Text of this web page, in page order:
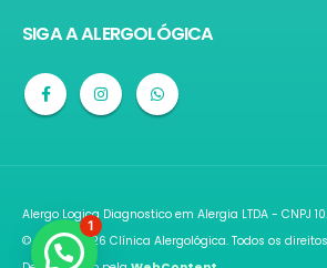
SIGA A ALERGOLÓGICA
Alergo Logica Diagnostico em Alergia LTDA - CNPJ
© 2021 - 2026 Clínica Alergológica. Todos os
1